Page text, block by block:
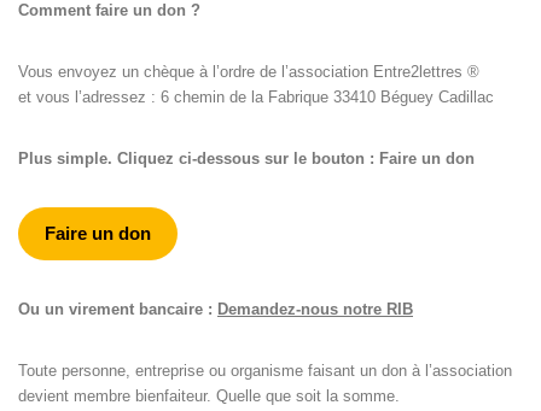
Comment faire un don ?
Vous envoyez un chèque à l’ordre de l’association Entre2lettres ®
et vous l’adressez : 6 chemin de la Fabrique 33410 Béguey Cadillac
Plus simple. Cliquez ci-dessous sur le bouton : Faire un don
Faire un don
Ou un virement bancaire : Demandez-nous notre RIB
Toute personne, entreprise ou organisme faisant un don à l’association
devient membre bienfaiteur. Quelle que soit la somme.